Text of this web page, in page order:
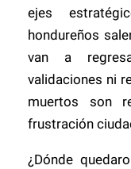
ejes
hondureños
van a
validaciones ni
muertos son
frustración
¿Dónde